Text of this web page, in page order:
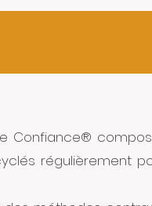
Confiance®
régulièrement